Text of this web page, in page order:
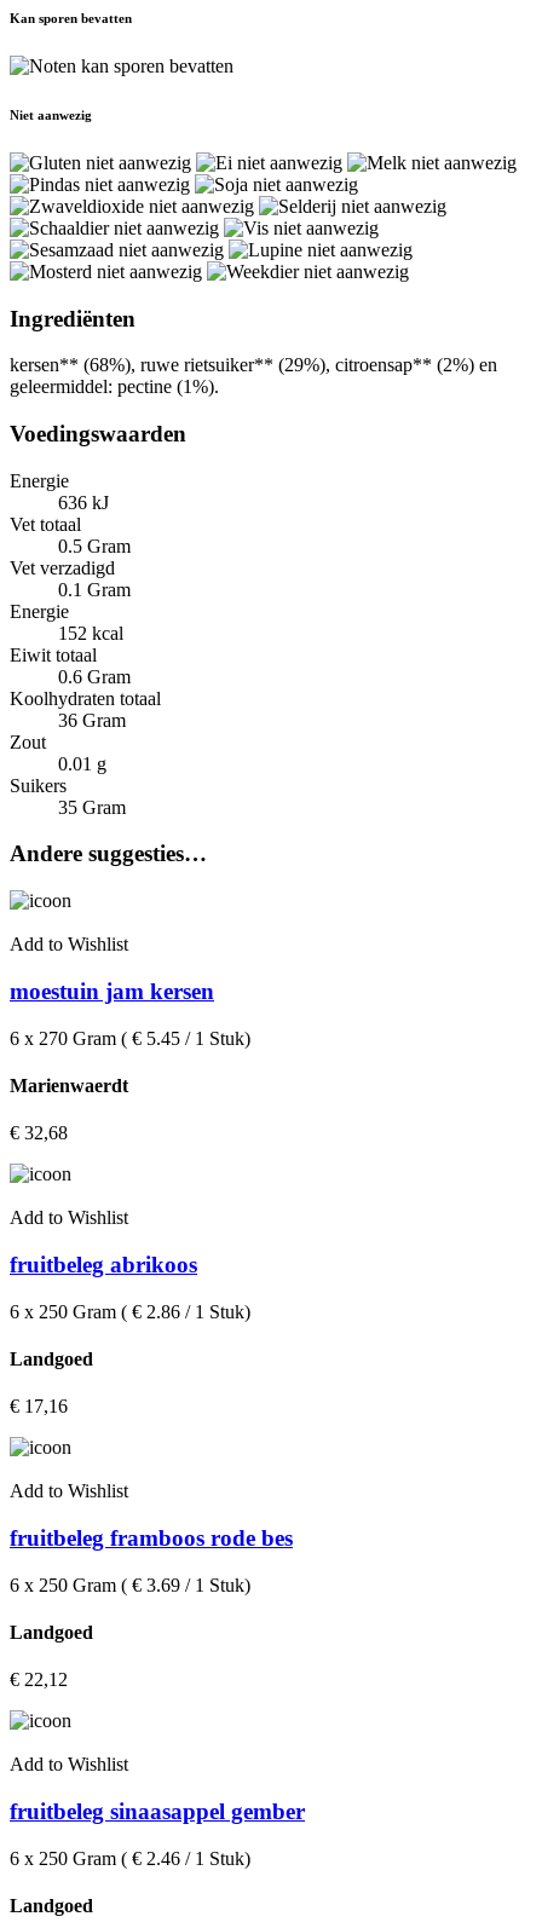
Kan sporen bevatten
Niet aanwezig
Ingrediënten
kersen** (68%), ruwe rietsuiker** (29%), citroensap** (2%) en
geleermiddel: pectine (1%).
Voedingswaarden
Energie
636 kJ
Vet totaal
0.5 Gram
Vet verzadigd
0.1 Gram
Energie
152 kcal
Eiwit totaal
0.6 Gram
Koolhydraten totaal
36 Gram
Zout
0.01 g
Suikers
35 Gram
Andere suggesties…
Add to Wishlist
moestuin jam kersen
6 x 270 Gram ( € 5.45 / 1 Stuk)
Marienwaerdt
€ 32,68
Add to Wishlist
fruitbeleg abrikoos
6 x 250 Gram ( € 2.86 / 1 Stuk)
Landgoed
€ 17,16
Add to Wishlist
fruitbeleg framboos rode bes
6 x 250 Gram ( € 3.69 / 1 Stuk)
Landgoed
€ 22,12
Add to Wishlist
fruitbeleg sinaasappel gember
6 x 250 Gram ( € 2.46 / 1 Stuk)
Landgoed